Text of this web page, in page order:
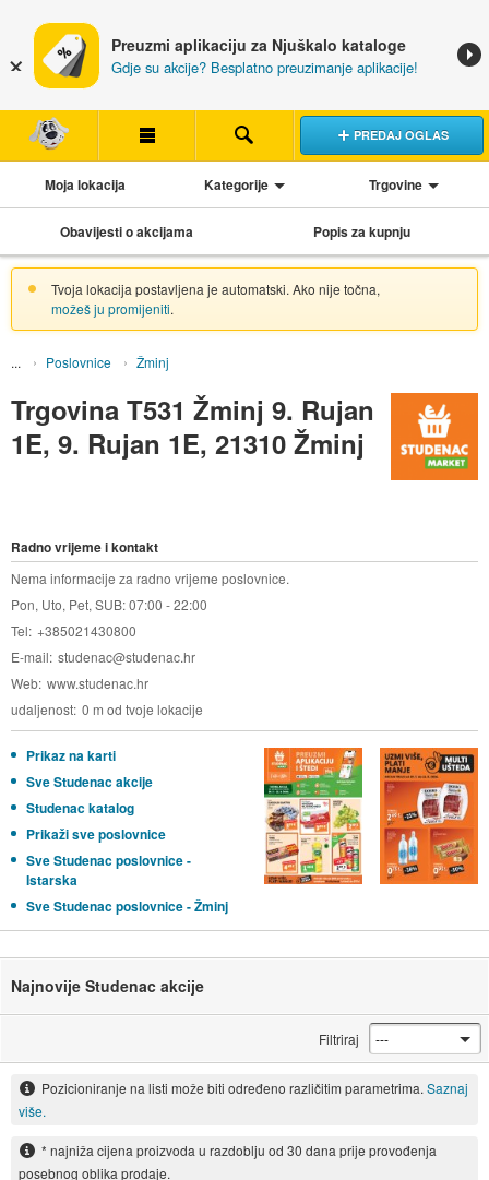
Preuzmi aplikaciju za Njuškalo kataloge
Gdje su akcije? Besplatno preuzimanje aplikacije!
PREDAJ OGLAS
Moja lokacija Kategorije Trgovine
Obavijesti o akcijama Popis za kupnju
Tvoja lokacija postavljena je automatski. Ako nije točna,
možeš ju promijeniti.
Poslovnice Žminj
Trgovina T531 Žminj 9. Rujan
1E, 9. Rujan 1E, 21310 Žminj
Radno vrijeme i kontakt
Nema informacije za radno vrijeme poslovnice.
Pon, Uto, Pet, SUB: 07:00 - 22:00
Tel +385021430800
E-mail studenac@studenac.hr
Web www.studenac.hr
udaljenost 0 m od tvoje lokacije
Prikaz na karti
Sve Studenac akcije
Studenac katalog
Prikaži sve poslovnice
Sve Studenac poslovnice -
Istarska
Sve Studenac poslovnice - Žminj
Najnovije Studenac akcije
Filtriraj
Pozicioniranje na listi može biti određeno različitim parametrima. Saznaj
više.
* najniža cijena proizvoda u razdoblju od 30 dana prije provođenja
posebnog oblika prodaje.